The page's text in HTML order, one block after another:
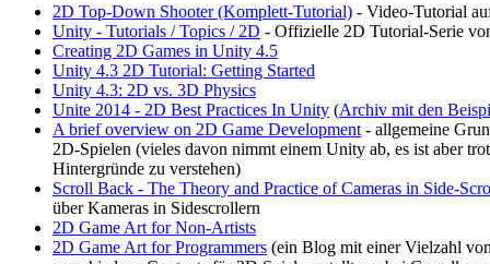
2D Top-Down Shooter (Komplett-Tutorial) - Video-Tutorial
Unity - Tutorials / Topics / 2D - Offizielle 2D Tutorial-Serie
Creating 2D Games in Unity 4.5
Unity 4.3 2D Tutorial: Getting Started
Unity 4.3: 2D vs. 3D Physics
Unite 2014 - 2D Best Practices In Unity (Archiv mit den
A brief overview on 2D Game Development - allgemeine
2D-Spielen (vieles davon nimmt einem Unity ab, es ist aber
Hintergründe zu verstehen)
Scroll Back - The Theory and Practice of Cameras in Side-
über Kameras in Sidescrollern
2D Game Art for Non-Artists
2D Game Art for Programmers (ein Blog mit einer Vielzahl